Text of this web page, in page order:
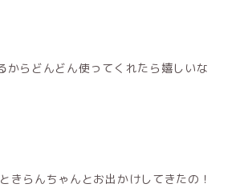
からどんどん使ってくれたら嬉しいな
きらんちゃんとお出かけしてきたの！